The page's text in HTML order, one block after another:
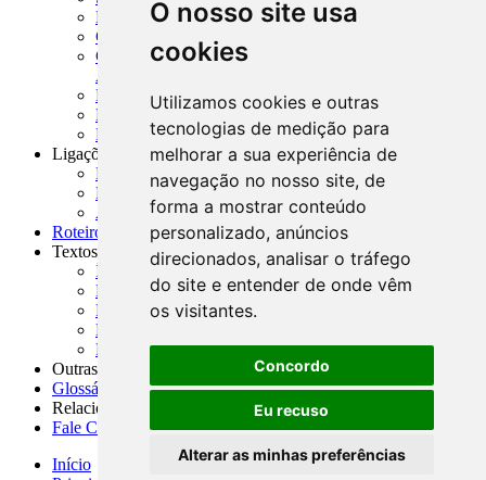
O nosso site usa
cookies
Utilizamos cookies e outras
tecnologias de medição para
melhorar a sua experiência de
navegação no nosso site, de
forma a mostrar conteúdo
personalizado, anúncios
direcionados, analisar o tráfego
do site e entender de onde vêm
os visitantes.
Concordo
Eu recuso
Alterar as minhas preferências
MASUP - Manual de Supervisão Bancária
CADOC - Catálogo de Documentos
CNAE-CONCLA - Classificação Nacional de
Atividades Econômicas
PMF - Cartilhas do BCB
Manuais Auxiliares do BCB e Cosif-e
Resenhas Diárias Governamentais
Ligações Externas
Links Úteis
Presidência da República
Agências Nacionais Reguladoras
Roteiros para Estudos
Textos
Índice de Textos
Editorial
Monografias
Na Imprensa
Fórum de Discussão
Outras ferramentas
Glossário
Relacionamento
Fale Conosco
Início